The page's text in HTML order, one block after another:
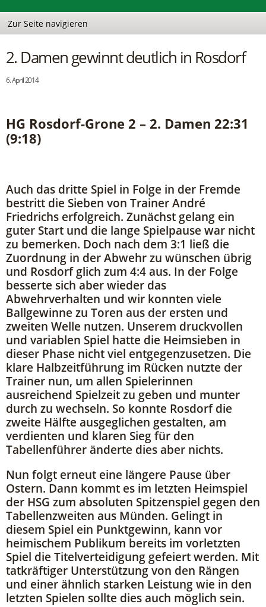
2. Damen gewinnt deutlich in Rosdorf
6. April 2014
HG Rosdorf-Grone 2 – 2. Damen 22:31
(9:18)
Auch das dritte Spiel in Folge in der Fremde
bestritt die Sieben von Trainer André
Friedrichs erfolgreich. Zunächst gelang ein
guter Start und die lange Spielpause war nicht
zu bemerken. Doch nach dem 3:1 ließ die
Zuordnung in der Abwehr zu wünschen übrig
und Rosdorf glich zum 4:4 aus. In der Folge
besserte sich aber wieder das
Abwehrverhalten und wir konnten viele
Ballgewinne zu Toren aus der ersten und
zweiten Welle nutzen. Unserem druckvollen
und variablen Spiel hatte die Heimsieben in
dieser Phase nicht viel entgegenzusetzen. Die
klare Halbzeitführung im Rücken nutzte der
Trainer nun, um allen Spielerinnen
ausreichend Spielzeit zu geben und munter
durch zu wechseln. So konnte Rosdorf die
zweite Hälfte ausgeglichen gestalten, am
verdienten und klaren Sieg für den
Tabellenführer änderte dies aber nichts.
Nun folgt erneut eine längere Pause über
Ostern. Dann kommt es im letzten Heimspiel
der HSG zum absoluten Spitzenspiel gegen den
Tabellenzweiten aus Münden. Gelingt in
diesem Spiel ein Punktgewinn, kann vor
heimischem Publikum bereits im vorletzten
Spiel die Titelverteidigung gefeiert werden. Mit
tatkräftiger Unterstützung von den Rängen
und einer ähnlich starken Leistung wie in den
letzten Spielen sollte dies auch möglich sein.